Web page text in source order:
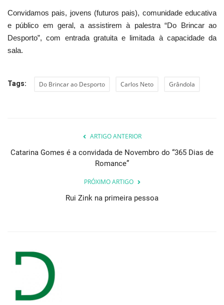
Convidamos pais, jovens (futuros pais), comunidade educativa
e público em geral, a assistirem à palestra “Do Brincar ao
Desporto”, com entrada gratuita e limitada à capacidade da
sala.
Tags: Do Brincar ao Desporto Carlos Neto Grândola
ARTIGO ANTERIOR
Catarina Gomes é a convidada de Novembro do “365 Dias de
Romance”
PRÓXIMO ARTIGO
Rui Zink na primeira pessoa